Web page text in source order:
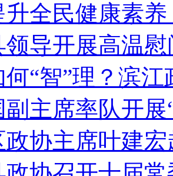
升全民健康素
导开展高温
“智”理？滨
主席率队开
政协主席叶建